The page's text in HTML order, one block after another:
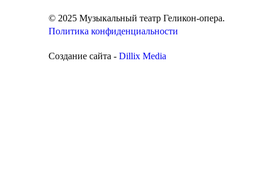
© 2025 Музыкальный театр Геликон-опера.
Политика конфиденциальности
Создание сайта - Dillix Media